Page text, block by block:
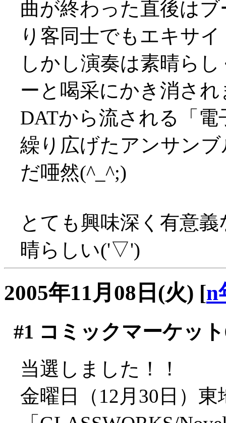
曲が終わった直後は
り客同士でもエキサ
しかし演奏は素晴ら
ーと喝采にかき消さ
DATから流される「
繰り広げたアンサン
だ唖然(^_^;)
とても興味深く有意
晴らしい('▽')
2005年11月08日(火) [n
#1 コミックマーケッ
当選しました！！
金曜日（12月30日）